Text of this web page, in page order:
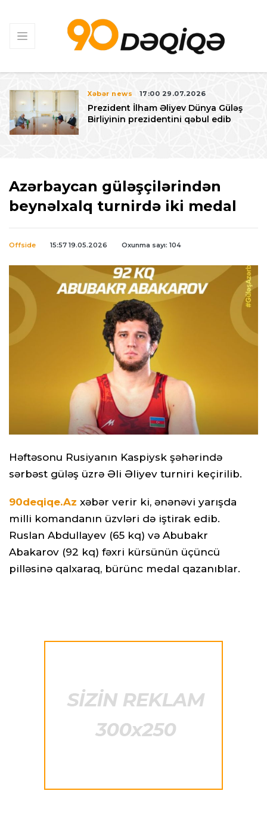
Xəbər news 17:00 29.07.2026
Prezident İlham Əliyev Dünya Güləş
Birliyinin prezidentini qəbul edib
Azərbaycan güləşçilərindən
beynəlxalq turnirdə iki medal
Offside 15:57 19.05.2026 Oxunma sayı: 104
Həftəsonu Rusiyanın Kaspiysk şəhərində
sərbəst güləş üzrə Əli Əliyev turniri keçirilib.
90deqiqe.Az xəbər verir ki, ənənəvi yarışda
milli komandanın üzvləri də iştirak edib.
Ruslan Abdullayev (65 kq) və Abubakr
Abakarov (92 kq) fəxri kürsünün üçüncü
pilləsinə qalxaraq, bürünc medal qazanıblar.